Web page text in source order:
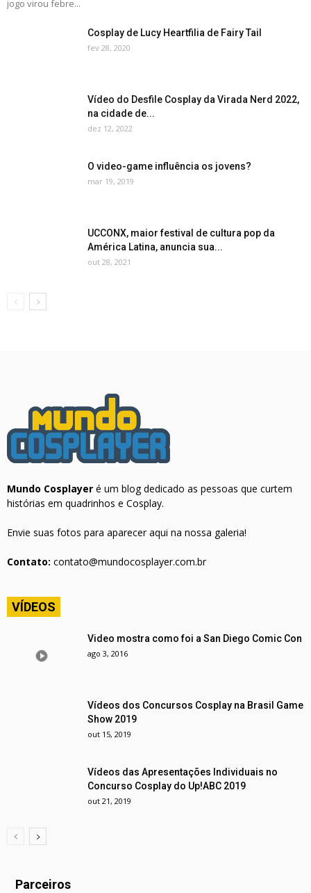
jogo virou febre...
Cosplay de Lucy Heartfilia de Fairy Tail
fev 28, 2020
Vídeo do Desfile Cosplay da Virada Nerd 2022,
na cidade de...
dez 12, 2022
O video-game influência os jovens?
mar 19, 2019
UCCONX, maior festival de cultura pop da
América Latina, anuncia sua...
out 28, 2021
Mundo Cosplayer é um blog dedicado as pessoas que curtem
histórias em quadrinhos e Cosplay.
Envie suas fotos para aparecer aqui na nossa galeria!
Contato: contato@mundocosplayer.com.br
VÍDEOS
Video mostra como foi a San Diego Comic Con
ago 3, 2016
Vídeos dos Concursos Cosplay na Brasil Game
Show 2019
out 15, 2019
Vídeos das Apresentações Individuais no
Concurso Cosplay do Up!ABC 2019
out 21, 2019
Parceiros